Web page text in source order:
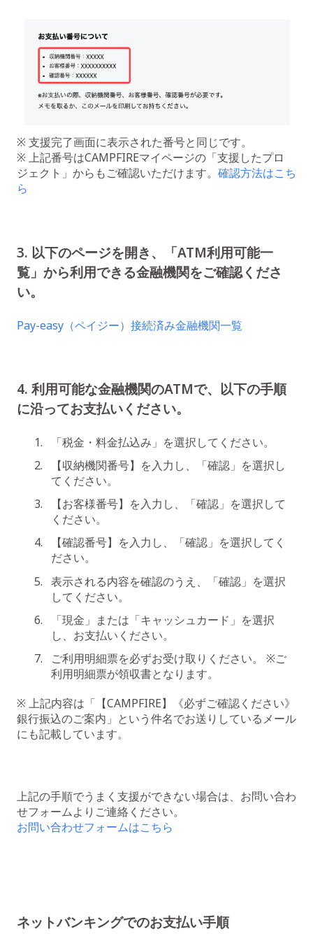
※ 支援完了画面に表示された番号と同じです。
※ 上記番号はCAMPFIREマイページの「支援したプロ
ジェクト」からもご確認いただけます。 確認方法はこち
ら
3. 以下のページを開き、「ATM利用可能一
覧」から利用できる金融機関をご確認くださ
い。
Pay-easy（ペイジー）接続済み金融機関一覧
4. 利用可能な金融機関のATMで、以下の手順
に沿ってお支払いください。
「税金・料金払込み」を選択してください。
【収納機関番号】を入力し、「確認」を選択し
てください。
【お客様番号】を入力し、「確認」を選択して
ください。
【確認番号】を入力し、「確認」を選択してく
ださい。
表示される内容を確認のうえ、「確認」を選択
してください。
「現金」または「キャッシュカード」を選択
し、お支払いください。
ご利用明細票を必ずお受け取りください。 ※ご
利用明細票が領収書となります。
※ 上記内容は「【CAMPFIRE】《必ずご確認ください》
銀行振込のご案内」という件名でお送りしているメール
にも記載しています。
上記の手順でうまく支援ができない場合は、お問い合わ
せフォームよりご連絡ください。
お問い合わせフォームはこちら
ネットバンキングでのお支払い手順